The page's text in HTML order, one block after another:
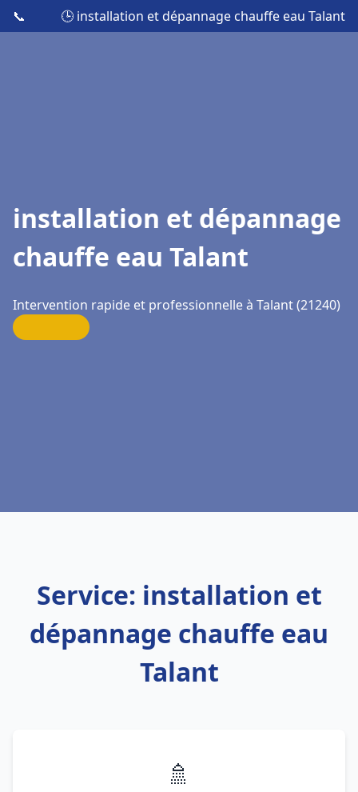
📞 🕒 installation et dépannage chauffe eau Talant
installation et dépannage
chauffe eau Talant
Intervention rapide et professionnelle à Talant (21240)
Service: installation et
dépannage chauffe eau
Talant
🚿